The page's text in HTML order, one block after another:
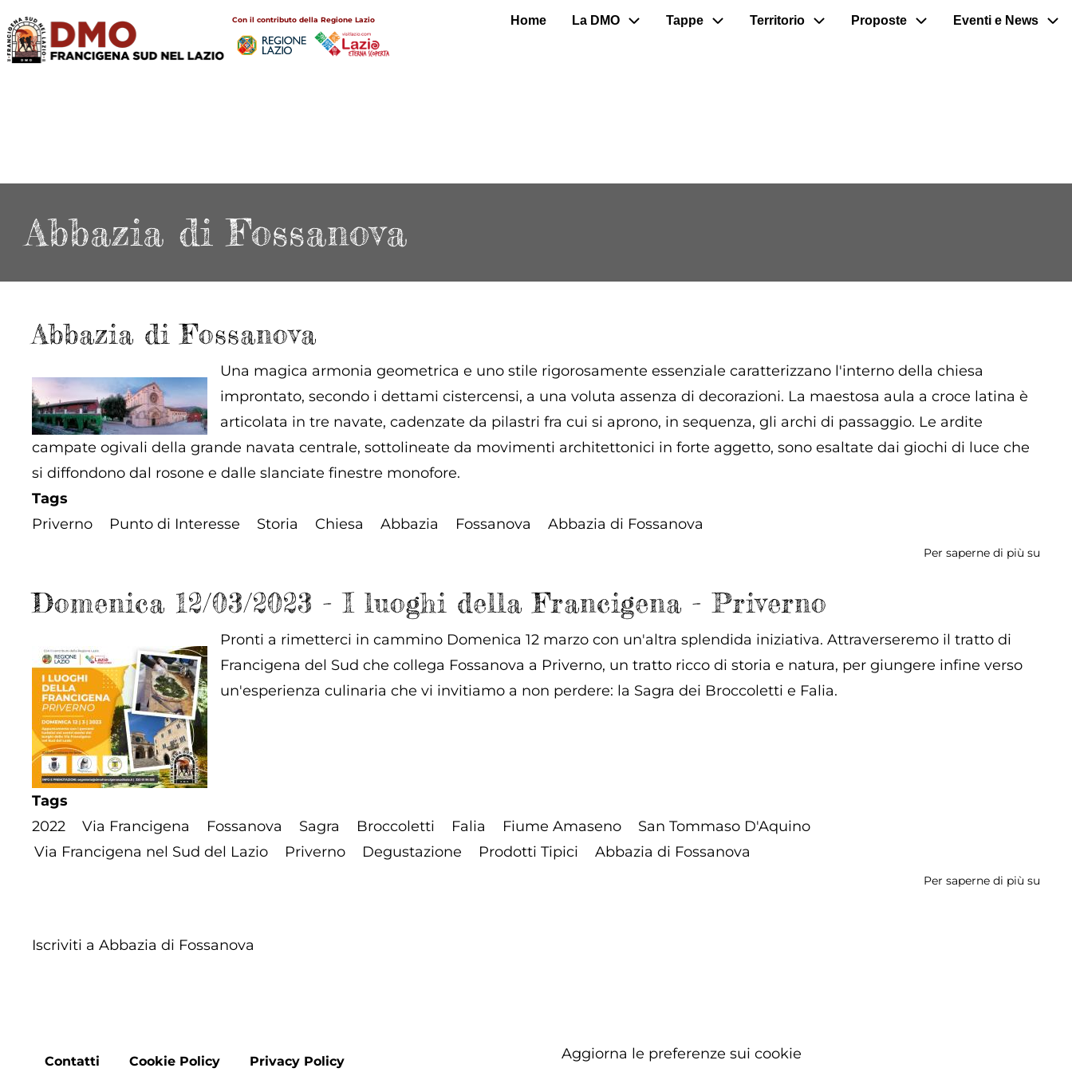
Salta
al
contenuto
Con il contributo della Regione Lazio
Main
navigation
Home La DMO Tappe Territorio Proposte Eventi e News
Abbazia di Fossanova
Abbazia di Fossanova
Una magica armonia geometrica e uno stile rigorosamente essenziale caratterizzano l'interno della chiesa
improntato, secondo i dettami cistercensi, a una voluta assenza di decorazioni. La maestosa aula a croce latina è
articolata in tre navate, cadenzate da pilastri fra cui si aprono, in sequenza, gli archi di passaggio. Le ardite
campate ogivali della grande navata centrale, sottolineate da movimenti architettonici in forte aggetto, sono esaltate dai giochi di luce che
si diffondono dal rosone e dalle slanciate finestre monofore.
Tags
Priverno
Punto di Interesse Storia Chiesa Abbazia Fossanova Abbazia di Fossanova
Per saperne di più su
Domenica 12/03/2023 - I luoghi della Francigena - Priverno
Pronti a rimetterci in cammino Domenica 12 marzo con un'altra splendida iniziativa. Attraverseremo il tratto di
Francigena del Sud che collega Fossanova a Priverno, un tratto ricco di storia e natura, per giungere infine verso
un'esperienza culinaria che vi invitiamo a non perdere: la Sagra dei Broccoletti e Falia.
Tags
2022
Via Francigena Fossanova Sagra Broccoletti Falia Fiume Amaseno
San Tommaso D'Aquino
Via Francigena nel Sud del Lazio
Priverno Degustazione Prodotti Tipici Abbazia di Fossanova
Per saperne di più su
Iscriviti a Abbazia di Fossanova
Contatti Cookie Policy Privacy Policy Aggiorna le preferenze sui cookie